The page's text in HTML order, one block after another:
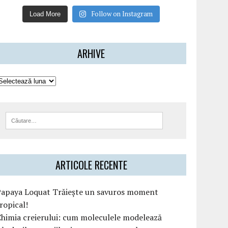
Load More Follow on Instagram
ARHIVE
ARTICOLE RECENTE
Loquat Trăiește un savuros moment
creierului: cum moleculele modelează